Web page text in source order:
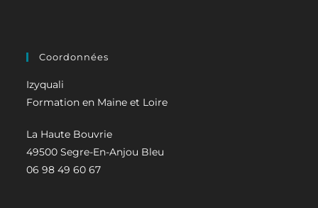
Coordonnées
Izyquali
Formation en Maine et Loire
La Haute Bouvrie
49500 Segre-En-Anjou Bleu
06 98 49 60 67